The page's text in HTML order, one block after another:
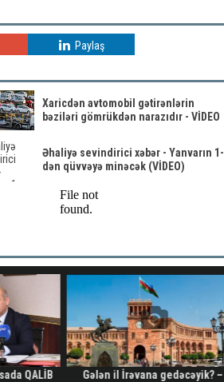
Paylaş
Xaricdən avtomobil gətirənlərin
bəziləri gömrükdən narazıdır - VİDEO
Əhaliyə sevindirici xəbər - Yanvarın 1-
dən qüvvəyə minəcək (VİDEO)
QALİB
Gələn il İrəvana gedəcəyik? –